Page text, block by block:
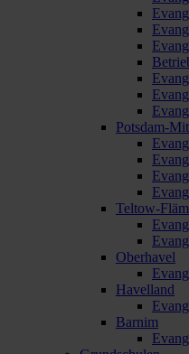
Potsdam-
Teltow-
Oberhavel
Havelland
Barnim